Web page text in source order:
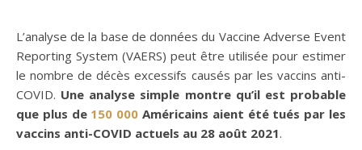
L’analyse de la base de données du Vaccine Adverse Event
Reporting System (VAERS) peut être utilisée pour estimer
le nombre de décès excessifs causés par les vaccins anti-
COVID. Une analyse simple montre qu’il est probable
que plus de 150 000 Américains aient été tués par les
vaccins anti-COVID actuels au 28 août 2021.